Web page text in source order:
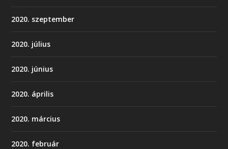
2020. szeptember
2020. július
2020. június
2020. április
2020. március
2020. február